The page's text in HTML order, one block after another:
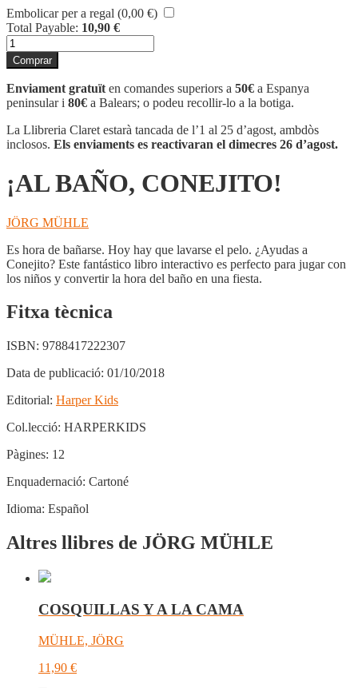
Embolicar per a regal (0,00 €)
Total Payable: 10,90 €
quantitat
de
¡AL
BAÑO,
CONEJITO!
Comprar
Enviament gratuït en comandes superiors a 50€ a Espanya
peninsular i 80€ a Balears; o podeu recollir-lo a la botiga.
La Llibreria Claret estarà tancada de l’1 al 25 d’agost, ambdòs
inclosos. Els enviaments es reactivaran el dimecres 26 d’agost.
¡AL BAÑO, CONEJITO!
JÖRG MÜHLE
Es hora de bañarse. Hoy hay que lavarse el pelo. ¿Ayudas a
Conejito? Este fantástico libro interactivo es perfecto para jugar con
los niños y convertir la hora del baño en una fiesta.
Fitxa tècnica
ISBN: 9788417222307
Data de publicació: 01/10/2018
Editorial: Harper Kids
Col.lecció: HARPERKIDS
Pàgines: 12
Enquadernació: Cartoné
Idioma: Español
Altres llibres de JÖRG MÜHLE
COSQUILLAS Y A LA CAMA
MÜHLE, JÖRG
11,90 €